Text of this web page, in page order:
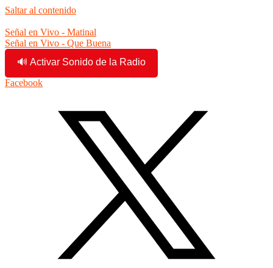
Saltar al contenido
Señal en Vivo - Matinal
Señal en Vivo - Que Buena
🔊 Activar Sonido de la Radio
Facebook